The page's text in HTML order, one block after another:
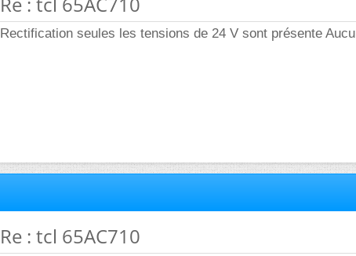
Rectification seules les tensions de 24 V sont présente
Re : tcl 65AC710